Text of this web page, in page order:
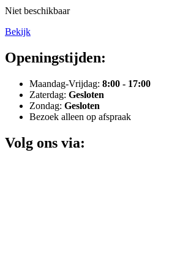
Niet beschikbaar
Bekijk
Openingstijden:
Maandag-Vrijdag: 8:00 - 17:00
Zaterdag: Gesloten
Zondag: Gesloten
Bezoek alleen op afspraak
Volg ons via: